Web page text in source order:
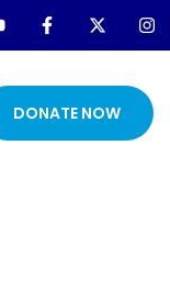
DONATE NOW